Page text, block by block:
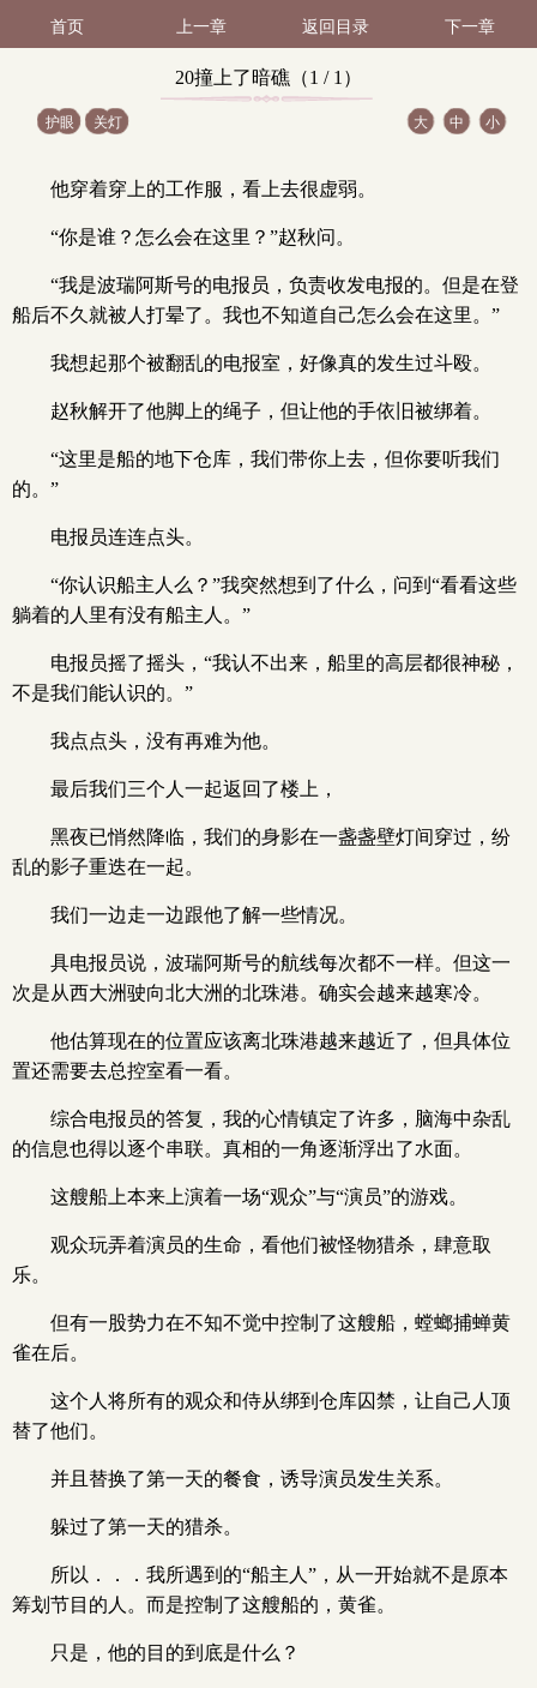
首页 上一章 返回目录 下一章
20撞上了暗礁（1 / 1）
护眼 关灯 大 中 小
他穿着穿上的工作服，看上去很虚弱。
“你是谁？怎么会在这里？”赵秋问。
“我是波瑞阿斯号的电报员，负责收发电报的。但是在登
船后不久就被人打晕了。我也不知道自己怎么会在这里。”
我想起那个被翻乱的电报室，好像真的发生过斗殴。
赵秋解开了他脚上的绳子，但让他的手依旧被绑着。
“这里是船的地下仓库，我们带你上去，但你要听我们
的。”
电报员连连点头。
“你认识船主人么？”我突然想到了什么，问到“看看这些
躺着的人里有没有船主人。”
电报员摇了摇头，“我认不出来，船里的高层都很神秘，
不是我们能认识的。”
我点点头，没有再难为他。
最后我们三个人一起返回了楼上，
黑夜已悄然降临，我们的身影在一盏盏壁灯间穿过，纷
乱的影子重迭在一起。
我们一边走一边跟他了解一些情况。
具电报员说，波瑞阿斯号的航线每次都不一样。但这一
次是从西大洲驶向北大洲的北珠港。确实会越来越寒冷。
他估算现在的位置应该离北珠港越来越近了，但具体位
置还需要去总控室看一看。
综合电报员的答复，我的心情镇定了许多，脑海中杂乱
的信息也得以逐个串联。真相的一角逐渐浮出了水面。
这艘船上本来上演着一场“观众”与“演员”的游戏。
观众玩弄着演员的生命，看他们被怪物猎杀，肆意取
乐。
但有一股势力在不知不觉中控制了这艘船，螳螂捕蝉黄
雀在后。
这个人将所有的观众和侍从绑到仓库囚禁，让自己人顶
替了他们。
并且替换了第一天的餐食，诱导演员发生关系。
躲过了第一天的猎杀。
所以．．．我所遇到的“船主人”，从一开始就不是原本
筹划节目的人。而是控制了这艘船的，黄雀。
只是，他的目的到底是什么？